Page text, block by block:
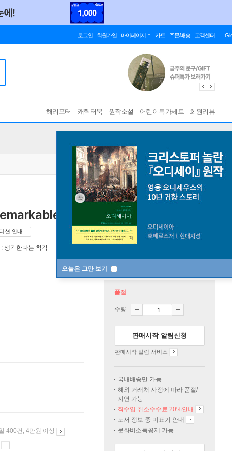
로그인 회원가입 마이페이지 카트 주문/배송 고객센터
해리포터 캐릭터북 원작소설 어린이특가세트 회원리뷰
오늘은 그만 보기
Shallowness of the
션 안내
생각한다는 착각
400건, 4만원 이상
품절
수량
판매시작 알림신청
판매시작 알림 서비스
국내배송만 가능
해외 거래처 사정에 따라 품절/
지연 가능
직수입 취소수수료 20%안내
도서 정보 중 미표기 안내
문화비소득공제 가능